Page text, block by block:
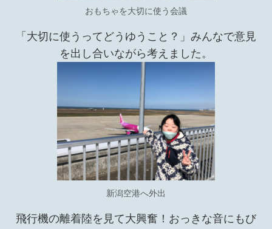
おもちゃを大切に使う会議
「大切に使うってどうゆうこと？」みんなで意見
を出し合いながら考えました。
新潟空港へ外出
飛行機の離着陸を見て大興奮！おっきな音にもび